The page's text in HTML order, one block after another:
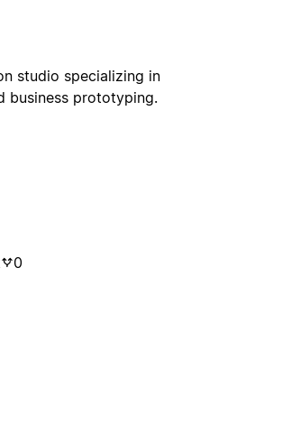
studio specializing in
business prototyping.
0